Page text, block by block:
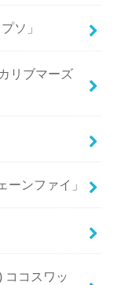
ソ」
リブマーズ
ンファイ」
ココスワッ